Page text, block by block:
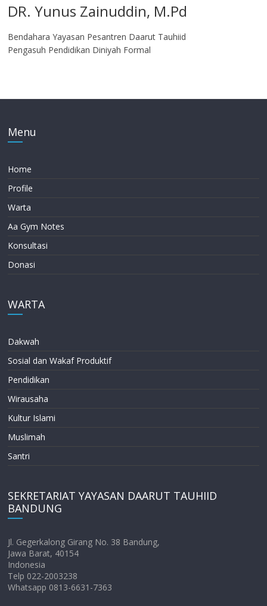
DR. Yunus Zainuddin, M.Pd
Bendahara Yayasan Pesantren Daarut Tauhiid
Pengasuh Pendidikan Diniyah Formal
Menu
Home
Profile
Warta
Aa Gym Notes
Konsultasi
Donasi
WARTA
Dakwah
Sosial dan Wakaf Produktif
Pendidikan
Wirausaha
Kultur Islami
Muslimah
Santri
SEKRETARIAT YAYASAN DAARUT TAUHIID
BANDUNG
Jl. Gegerkalong Girang No. 38 Bandung,
Jawa Barat, 40154
Indonesia
Telp 022-2003238
Whatsapp 0813-6631-7363